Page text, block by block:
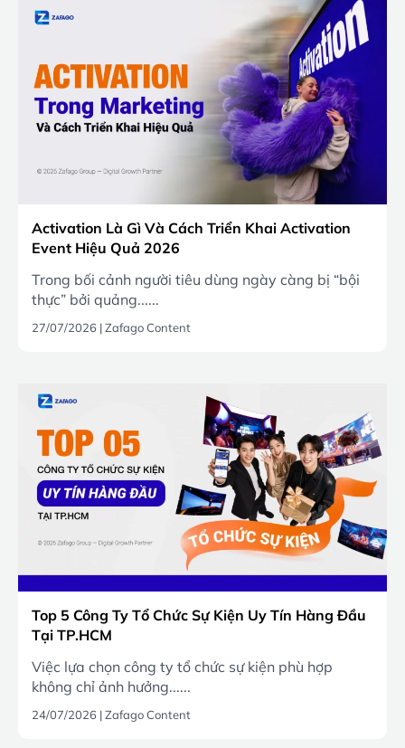
Activation Là Gì Và Cách Triển Khai Activation
Event Hiệu Quả 2026
Trong bối cảnh người tiêu dùng ngày càng bị “bội
thực” bởi quảng......
27/07/2026 |Zafago Content
Top 5 Công Ty Tổ Chức Sự Kiện Uy Tín Hàng Đầu
Tại TP.HCM
Việc lựa chọn công ty tổ chức sự kiện phù hợp
không chỉ ảnh hưởng......
24/07/2026 |Zafago Content